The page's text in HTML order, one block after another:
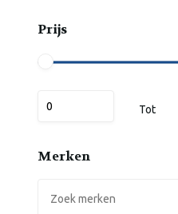
Prijs
Tot
Merken